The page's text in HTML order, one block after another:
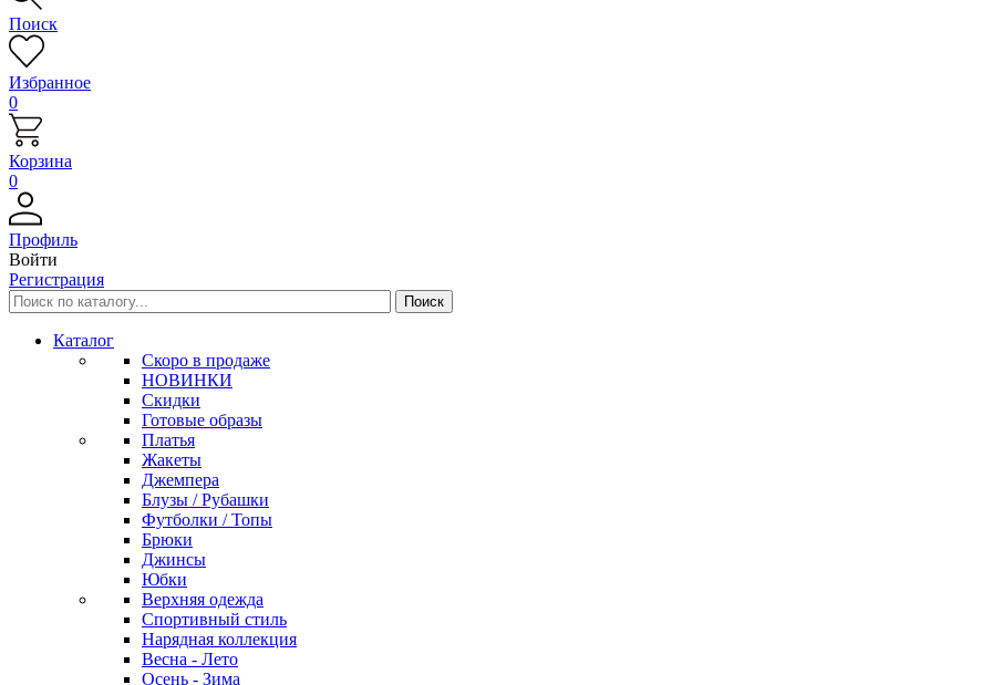
Поиск
Избранное
0
Корзина
0
Профиль
Войти
Регистрация
Каталог
Скоро в продаже
НОВИНКИ
Скидки
Готовые образы
Платья
Жакеты
Джемпера
Блузы / Рубашки
Футболки / Топы
Брюки
Джинсы
Юбки
Верхняя одежда
Спортивный стиль
Нарядная коллекция
Весна - Лето
Осень - Зима